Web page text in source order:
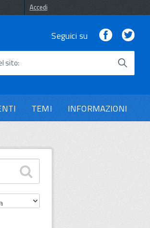
Accedi
Seguici su Facebook
sito
TEMI INFORMAZIONI